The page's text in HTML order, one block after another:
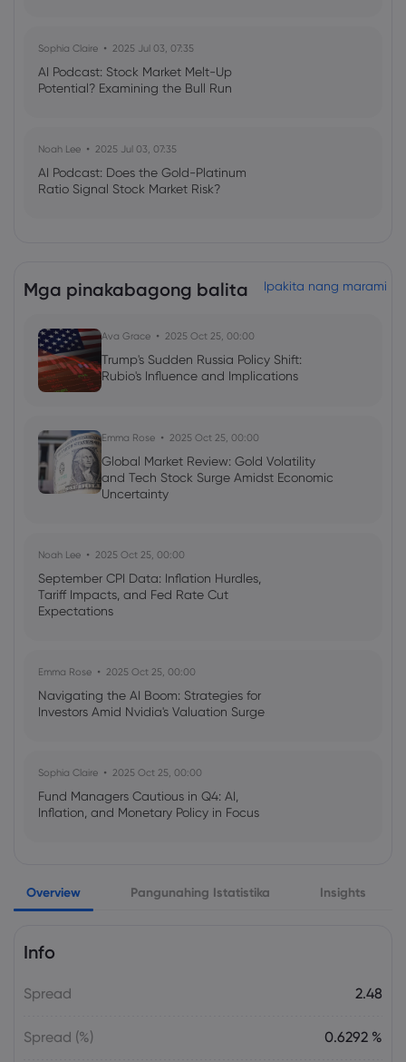
Sophia Claire 2025 Jul 03, 07:35
AI Podcast: Stock Market Melt-Up
Potential? Examining the Bull Run
Noah Lee 2025 Jul 03, 07:35
AI Podcast: Does the Gold-Platinum
Ratio Signal Stock Market Risk?
Mga pinakabagong balita Ipakita nang marami
Ava Grace 2025 Oct 25, 00:00
Trump's Sudden Russia Policy Shift:
Rubio's Influence and Implications
Emma Rose 2025 Oct 25, 00:00
Global Market Review: Gold Volatility
and Tech Stock Surge Amidst Economic
Uncertainty
Noah Lee 2025 Oct 25, 00:00
September CPI Data: Inflation Hurdles,
Tariff Impacts, and Fed Rate Cut
Expectations
Emma Rose 2025 Oct 25, 00:00
Navigating the AI Boom: Strategies for
Investors Amid Nvidia's Valuation Surge
Sophia Claire 2025 Oct 25, 00:00
Fund Managers Cautious in Q4: AI,
Inflation, and Monetary Policy in Focus
US Government Shutdown Threatens
October Inflation Data Release
US-EU Relations: Russia Sanctions Unite
Overview Pangunahing Istatistika Insights
Info
Spread 2.48
Spread (%) 0.6292 %